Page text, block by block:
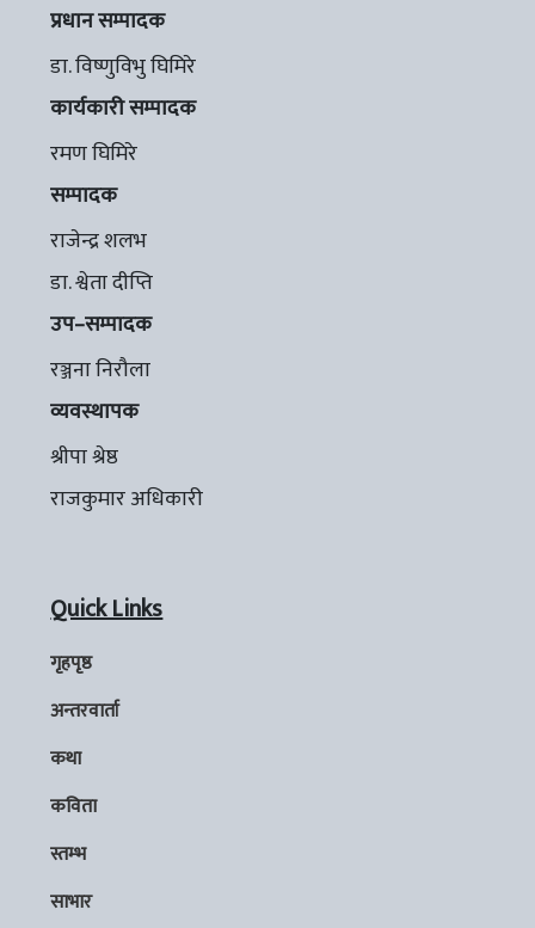
प्रधान सम्पादक
डा. विष्णुविभु घिमिरे
कार्यकारी सम्पादक
रमण घिमिरे
सम्पादक
राजेन्द्र शलभ
डा. श्वेता दीप्ति
उप–सम्पादक
रञ्जना निरौला
व्यवस्थापक
श्रीपा श्रेष्ठ
राजकुमार अधिकारी
Quick Links
गृहपृष्ठ
अन्तरवार्ता
कथा
कविता
स्तम्भ
साभार